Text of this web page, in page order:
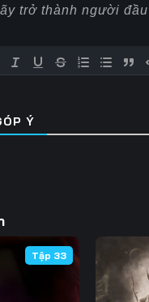
Ý
Tập 33